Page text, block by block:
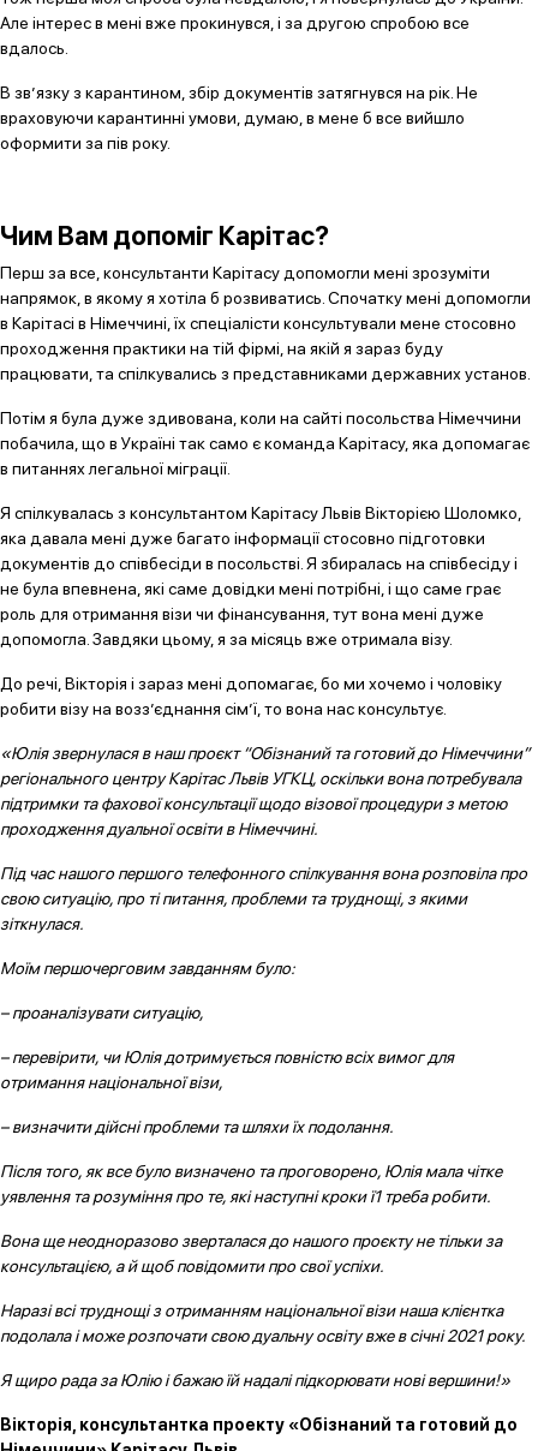
Але інтерес в мені вже прокинувся, і за другою спробою все
вдалось.
В зв’язку з карантином, збір документів затягнувся на рік. Не
враховуючи карантинні умови, думаю, в мене б все вийшло
оформити за пів року.
Чим Вам допоміг Карітас?
Перш за все, консультанти Карітасу допомогли мені зрозуміти
напрямок, в якому я хотіла б розвиватись. Спочатку мені допомогли
в Карітасі в Німеччині, їх спеціалісти консультували мене стосовно
проходження практики на тій фірмі, на якій я зараз буду
працювати, та спілкувались з представниками державних установ.
Потім я була дуже здивована, коли на сайті посольства Німеччини
побачила, що в Україні так само є команда Карітасу, яка допомагає
в питаннях легальної міграції.
Я спілкувалась з консультантом Карітасу Львів Вікторією Шоломко,
яка давала мені дуже багато інформації стосовно підготовки
документів до співбесіди в посольстві. Я збиралась на співбесіду і
не була впевнена, які саме довідки мені потрібні, і що саме грає
роль для отримання візи чи фінансування, тут вона мені дуже
допомогла. Завдяки цьому, я за місяць вже отримала візу.
До речі, Вікторія і зараз мені допомагає, бо ми хочемо і чоловіку
робити візу на возз’єднання сім’ї, то вона нас консультує.
«Юлія звернулася в наш проєкт “Обізнаний та готовий до Німеччини”
регіонального центру Карітас Львів УГКЦ, оскільки вона потребувала
підтримки та фахової консультації щодо візової процедури з метою
проходження дуальної освіти в Німеччині.
Під час нашого першого телефонного спілкування вона розповіла про
свою ситуацію, про ті питання, проблеми та труднощі, з якими
зіткнулася.
Моїм першочерговим завданням було:
– проаналізувати ситуацію,
– перевірити, чи Юлія дотримується повністю всіх вимог для
отримання національної візи,
– визначити дійсні проблеми та шляхи їх подолання.
Після того, як все було визначено та проговорено, Юлія мала чітке
уявлення та розуміння про те, які наступні кроки ї1 треба робити.
Вона ще неодноразово зверталася до нашого проєкту не тільки за
консультацією, а й щоб повідомити про свої успіхи.
Наразі всі труднощі з отриманням національної візи наша клієнтка
подолала і може розпочати свою дуальну освіту вже в січні 2021 року.
Я щиро рада за Юлію і бажаю їй надалі підкорювати нові вершини!»
Вікторія, консультантка проекту «Обізнаний та готовий до